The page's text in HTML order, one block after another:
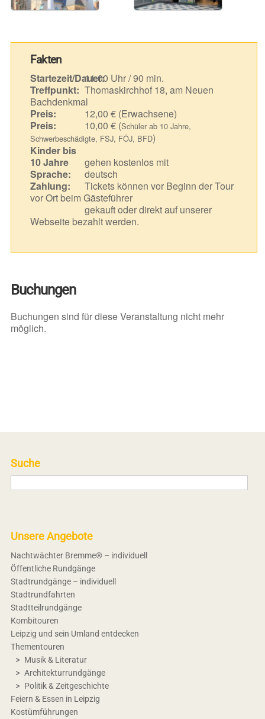
Fakten
Startezeit/Dauer:11.00 Uhr / 90 min.
Treffpunkt: Thomaskirchhof 18, am Neuen
Bachdenkmal
Preis:
12,00 € (Erwachsene)
Preis:
10,00 € (Schüler ab 10 Jahre,
Schwerbeschädigte, FSJ, FÖJ, BFD)
Kinder bis
10 Jahre
gehen kostenlos mit
Sprache:
deutsch
Zahlung:
Tickets können vor Beginn der Tour
vor Ort beim Gästeführer
gekauft oder direkt auf unserer
Webseite bezahlt werden.
Buchungen
Buchungen sind für diese Veranstaltung nicht mehr
möglich.
Suche
Unsere Angebote
Nachtwächter Bremme® – individuell
Öffentliche Rundgänge
Stadtrundgänge – individuell
Stadtrundfahrten
Stadtteilrundgänge
Kombitouren
Leipzig und sein Umland entdecken
Thementouren
Musik & Literatur
Architekturrundgänge
Politik & Zeitgeschichte
Feiern & Essen in Leipzig
Kostümführungen